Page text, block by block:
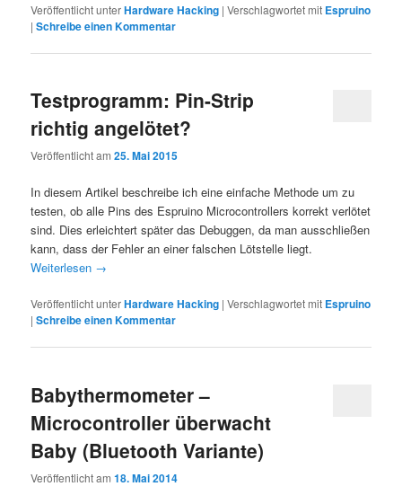
Veröffentlicht unterHardware Hacking |Verschlagwortet mit Espruino
|Schreibe einen Kommentar
Testprogramm: Pin-Strip
richtig angelötet?
Veröffentlicht am25. Mai 2015
In diesem Artikel beschreibe ich eine einfache Methode um zu
testen, ob alle Pins des Espruino Microcontrollers korrekt verlötet
sind. Dies erleichtert später das Debuggen, da man ausschließen
kann, dass der Fehler an einer falschen Lötstelle liegt.
Weiterlesen →
Veröffentlicht unterHardware Hacking |Verschlagwortet mit Espruino
|Schreibe einen Kommentar
Babythermometer –
Microcontroller überwacht
Baby (Bluetooth Variante)
Veröffentlicht am18. Mai 2014